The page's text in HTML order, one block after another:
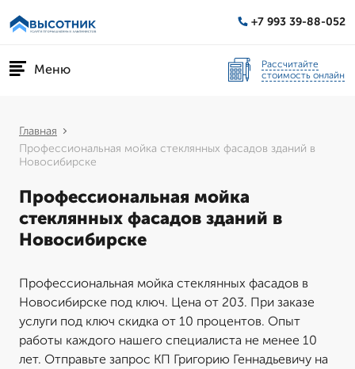
+7 993 39-88-052
Меню
Рассчитайте
стоимость онлайн
Главная
Профессиональная мойка стеклянных фасадов зданий в
Новосибирске
Профессиональная мойка
стеклянных фасадов зданий в
Новосибирске
Профессиональная мойка стеклянных фасадов в
Новосибирске под ключ. Цена от 203. При заказе
услуги под ключ скидка от 10 процентов. Опыт
работы каждого нашего специалиста не менее 10
лет. Отправьте запрос КП Григорию Геннадьевичу на